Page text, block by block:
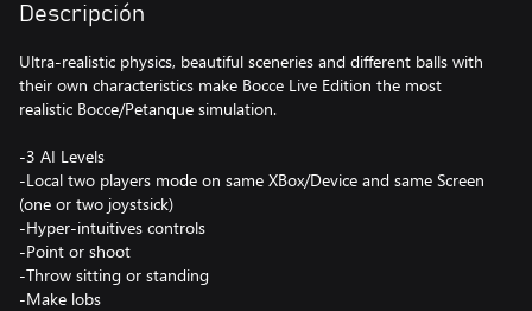
Descripción
Ultra-realistic physics, beautiful sceneries and different balls with
their own characteristics make Bocce Live Edition the most
realistic Bocce/Petanque simulation.
-3 AI Levels
-Local two players mode on same XBox/Device and same Screen
(one or two joystsick)
-Hyper-intuitives controls
-Point or shoot
-Throw sitting or standing
-Make lobs